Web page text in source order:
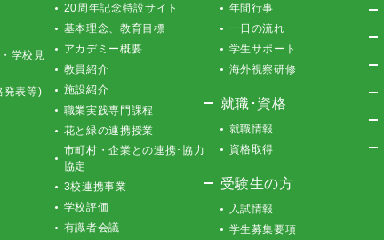
学校見
発表等)
20周年記念特設サイト
基本理念、教育目標
アカデミー概要
教員紹介
施設紹介
職業実践専門課程
花と緑の連携授業
市町村・企業との連携･協力
協定
3校連携事業
学校評価
有識者会議
年間行事
一日の流れ
学生サポート
海外視察研修
就職･資格
就職情報
資格取得
受験生の方
入試情報
学生募集要項